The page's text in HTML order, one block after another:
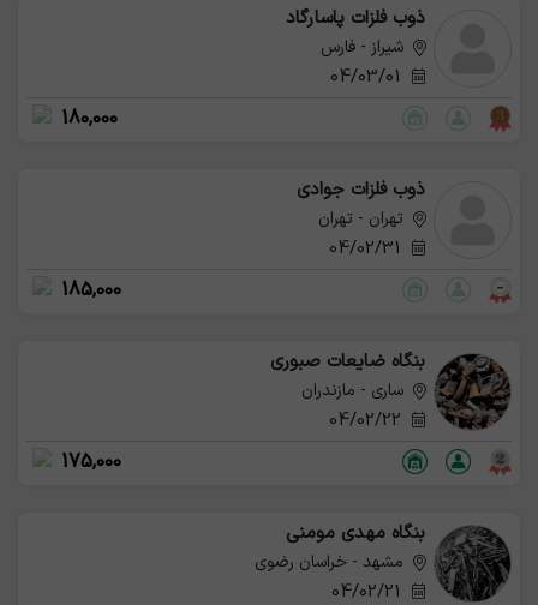
ذوب فلزات پاسارگاد
شیراز - فارس
180,000
ذوب فلزات جوادی
تهران - تهران
185,000
بنگاه ضایعات صبوری
ساری - مازندران
175,000
بنگاه مهدی مومنی
مشهد - خراسان رضوی